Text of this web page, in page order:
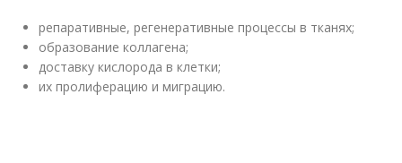
репаративные, регенеративные процессы в тканях;
образование коллагена;
доставку кислорода в клетки;
их пролиферацию и миграцию.